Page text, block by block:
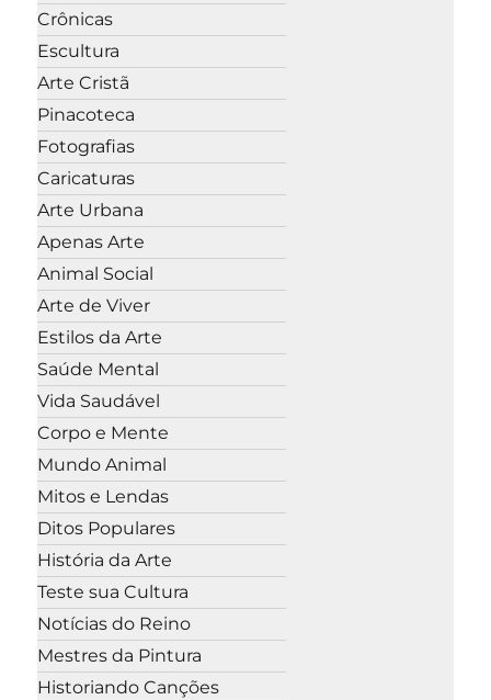
Crônicas
Escultura
Arte Cristã
Pinacoteca
Fotografias
Caricaturas
Arte Urbana
Apenas Arte
Animal Social
Arte de Viver
Estilos da Arte
Saúde Mental
Vida Saudável
Corpo e Mente
Mundo Animal
Mitos e Lendas
Ditos Populares
História da Arte
Teste sua Cultura
Notícias do Reino
Mestres da Pintura
Historiando Canções